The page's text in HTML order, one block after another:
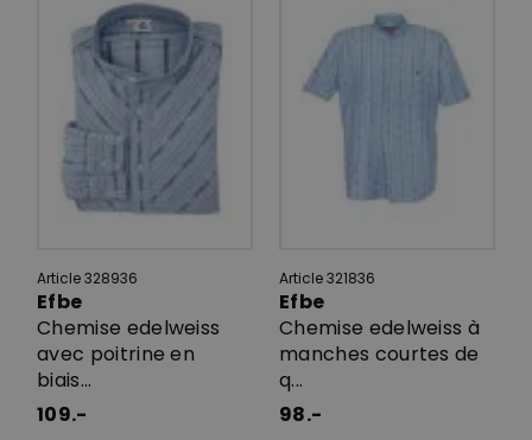
Article 328936
Efbe
Chemise edelweiss
avec poitrine en
biais...
109.-
Article 321836
Efbe
Chemise edelweiss à
manches courtes de
q...
98.-